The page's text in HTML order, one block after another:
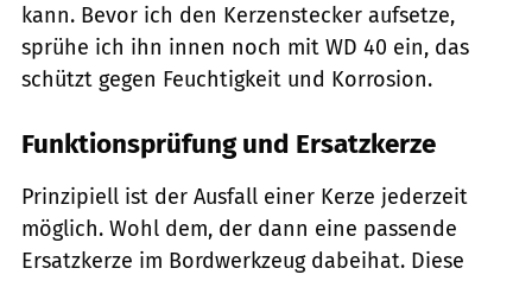
kann. Bevor ich den Kerzenstecker aufsetze,
sprühe ich ihn ­innen noch mit WD 40 ein, das
schützt ­gegen Feuchtigkeit und Korrosion.
Funktionsprüfung und Ersatzkerze
Prinzipiell ist der Ausfall einer Kerze jederzeit
möglich. Wohl dem, der dann eine passende
Ersatzkerze im Bordwerkzeug dabeihat. Diese